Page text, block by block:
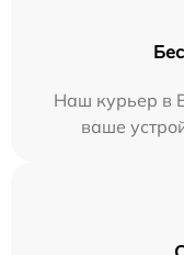
Наш курьер в
ваше